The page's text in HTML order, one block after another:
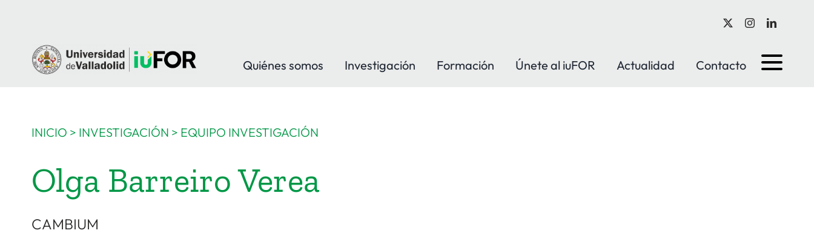
contenido
Quiénes somos
Investigación Formación Únete al iuFOR Actualidad Contacto
INICIO > INVESTIGACIÓN > EQUIPO INVESTIGACIÓN
Olga Barreiro Verea
CAMBIUM